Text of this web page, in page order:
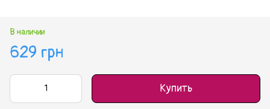
В наличии
629 грн
Купить